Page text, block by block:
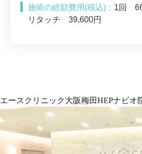
施術の総額費用(税込)： 1回
リタッチ 39,600円
エースクリニック大阪梅田HEPナビオ